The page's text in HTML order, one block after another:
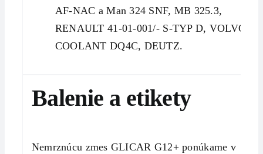
AF-NAC a Man 324 SNF, MB 325.3,
RENAULT 41-01-001/- S-TYP D, VOLVO
COOLANT DQ4C, DEUTZ.
Balenie a etikety
Nemrznúcu zmes GLICAR G12+ ponúkame v